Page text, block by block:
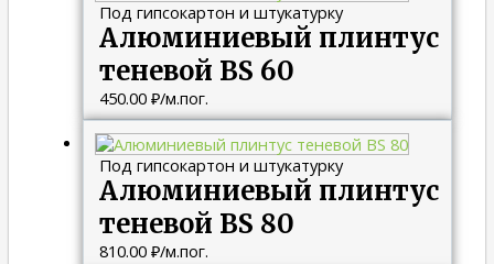
Под гипсокартон и штукатурку
Алюминиевый плинтус
теневой BS 60
450.00 ₽/м.пог.
Под гипсокартон и штукатурку
Алюминиевый плинтус
теневой BS 80
810.00 ₽/м.пог.